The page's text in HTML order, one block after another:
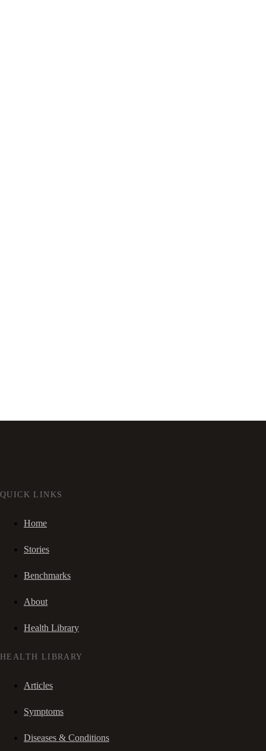
QUICK LINKS
Home
Stories
Benchmarks
About
Health Library
HEALTH LIBRARY
Articles
Symptoms
Diseases & Conditions